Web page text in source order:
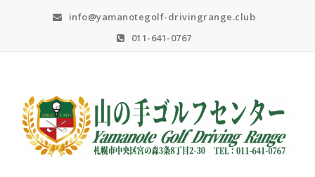
info@yamanotegolf-drivingrange.club
011-641-0767